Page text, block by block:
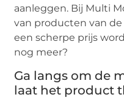
aanleggen. Bij Multi
van producten van
een scherpe prijs
nog meer?
Ga langs om de
laat het product